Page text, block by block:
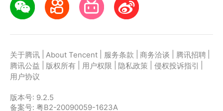
关于腾讯 About Tencent 服务条款 商务洽谈 腾讯招聘
腾讯公益
版权所有 用户权限 隐私政策 侵权投诉指引
用户协议
版本号: 9.2.5
备案号: 粤B2-20090059-1623A